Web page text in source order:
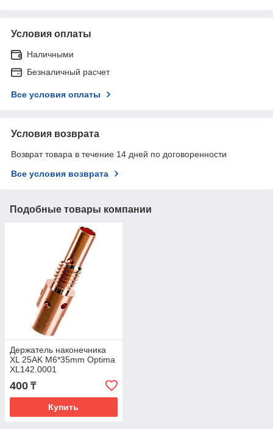
Условия оплаты
Наличными
Безналичный расчет
Все условия оплаты
Условия возврата
Возврат товара в течение 14 дней по договоренности
Все условия возврата
Подобные товары компании
Держатель наконечника
XL 25AK M6*35mm Optima
XL142.0001
400 ₸
Купить